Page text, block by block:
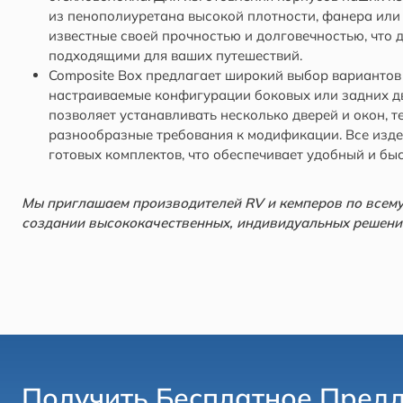
из пенополиуретана высокой плотности, фанера
известные своей прочностью и долговечностью, что
подходящими для ваших путешествий.
Composite Box предлагает широкий выбор
настраиваемые конфигурации боковых или задних
позволяет устанавливать несколько дверей и окон,
разнообразные требования к модификации. Все
готовых комплектов, что обеспечивает удобный и
Мы приглашаем производителей RV и кемперов по
создании высококачественных, индивидуальных